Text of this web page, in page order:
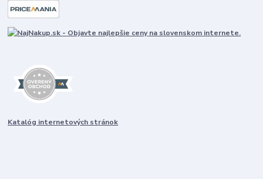
Katalóg internetových stránok